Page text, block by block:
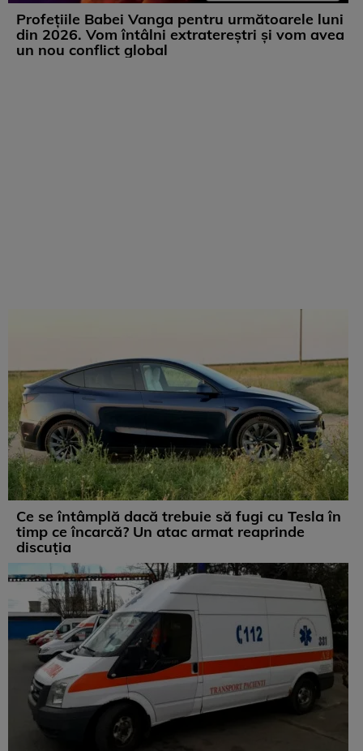
Profețiile Babei Vanga pentru următoarele luni
din 2026. Vom întâlni extratereștri și vom avea
un nou conflict global
Ce se întâmplă dacă trebuie să fugi cu Tesla în
timp ce încarcă? Un atac armat reaprinde
discuția